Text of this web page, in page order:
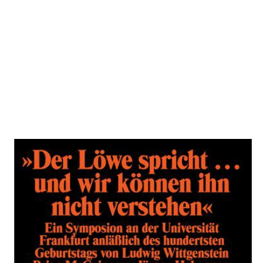
Der Löwe spricht... und wir können
ihn nicht verstehen
Zur Wunschliste hinzufügen
Ein Symposium an der Universität Frankfurt